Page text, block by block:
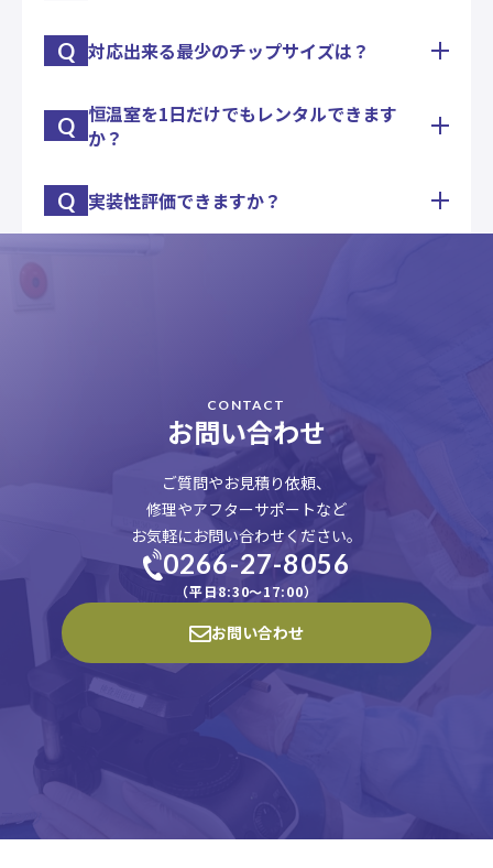
まずは仕様についてご開示いただける範囲で構いま
いただきます。
担当営業がお伺いいたしますので、お気軽にお問い
合わせください。
お客様のご都合で、お客様が試験を実施していただ
Q 対応出来る最少のチップサイズは？
基本は、□0.3㎜です。ＬＥＤ等での実績がござい
ます。
Q 恒温室を1日だけでもレンタルできます
か？
問題はありません。1日からレンタルしていただく
Q 実装性評価できますか？
CONTACT
お問い合わせ
ご質問やお見積り依頼、
修理やアフターサポートなど
お気軽にお問い合わせください。
0266-27-8056
（平日8:30〜17:00）
お問い合わせ